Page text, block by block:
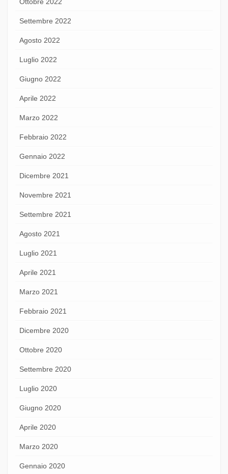
Settembre 2022
Agosto 2022
Luglio 2022
Giugno 2022
Aprile 2022
Marzo 2022
Febbraio 2022
Gennaio 2022
Dicembre 2021
Novembre 2021
Settembre 2021
Agosto 2021
Luglio 2021
Aprile 2021
Marzo 2021
Febbraio 2021
Dicembre 2020
Ottobre 2020
Settembre 2020
Luglio 2020
Giugno 2020
Aprile 2020
Marzo 2020
Gennaio 2020